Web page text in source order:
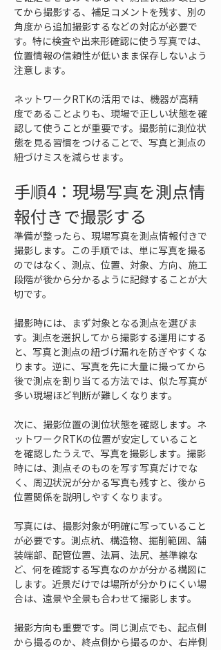
てから撮影する、補足コメントを残す、別の
角度から追加撮影するなどの対応が必要で
す。特に検査や出来形確認に使う写真では、
位置情報の信頼性が低いまま保存しないよう
注意します。
ネットワークRTKの活用では、機器が高精
度であることよりも、現場で正しい状態を確
認して使うことが重要です。撮影前に測位状
態を見る習慣をつけることで、写真と測点の
紐づけミスを減らせます。
手順4：現場写真を測点情
報付きで撮影する
準備が整ったら、現場写真を測点情報付きで
撮影します。この手順では、単に写真を撮る
のではなく、測点、位置、対象、方向、施工
段階が後から分かるように記録することが大
切です。
撮影時には、まず対象となる測点を選びま
す。測点を選択してから撮影する運用にする
と、写真と測点の紐づけ漏れを防ぎやすくな
ります。逆に、写真を先に大量に撮ってから
後で測点を割り当てる方法では、似た写真が
多い現場ほど判断が難しくなります。
次に、撮影位置の測位状態を確認します。ネ
ットワークRTKの位置が安定していること
を確認したうえで、写真を撮影します。撮影
時には、測点そのものを写す写真だけでな
く、周辺状況が分かる写真も残すと、後から
位置関係を説明しやすくなります。
写真には、撮影対象が明確に写っていること
が必要です。測点杭、構造物、掘削範囲、舗
装端部、配管位置、法肩、法尻、基準線な
ど、何を確認する写真なのかが分かる構図に
します。近景だけでは場所が分かりにくい場
合は、遠景や全景も合わせて撮影します。
撮影方向も重要です。同じ測点でも、起点側
から撮るのか、終点側から撮るのか、右岸側